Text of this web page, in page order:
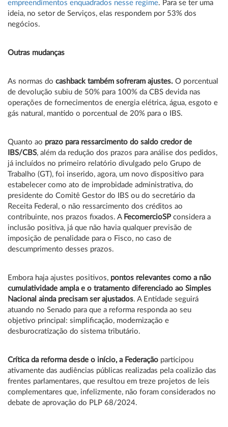
empreendimentos enquadrados nesse regime. Para se ter uma
ideia, no setor de Serviços, elas respondem por 53% dos
negócios.
Outras mudanças
As normas do cashback também sofreram ajustes. O porcentual
de devolução subiu de 50% para 100% da CBS devida nas
operações de fornecimentos de energia elétrica, água, esgoto e
gás natural, mantido o porcentual de 20% para o IBS.
Quanto ao prazo para ressarcimento do saldo credor de
IBS/CBS, além da redução dos prazos para análise dos pedidos,
já incluídos no primeiro relatório divulgado pelo Grupo de
Trabalho (GT), foi inserido, agora, um novo dispositivo para
estabelecer como ato de improbidade administrativa, do
presidente do Comitê Gestor do IBS ou do secretário da
Receita Federal, o não ressarcimento dos créditos ao
contribuinte, nos prazos fixados. A FecomercioSPconsidera a
inclusão positiva, já que não havia qualquer previsão de
imposição de penalidade para o Fisco, no caso de
descumprimento desses prazos.
Embora haja ajustes positivos, pontos relevantes como a não
cumulatividade ampla e o tratamento diferenciado ao Simples
Nacional ainda precisam ser ajustados. A Entidade seguirá
atuando no Senado para que a reforma responda ao seu
objetivo principal: simplificação, modernização e
desburocratização do sistema tributário.
Crítica da reforma desde o início, a Federação participou
ativamente das audiências públicas realizadas pela coalizão das
frentes parlamentares, que resultou em treze projetos de leis
complementares que, infelizmente, não foram considerados no
debate de aprovação do PLP 68/2024.